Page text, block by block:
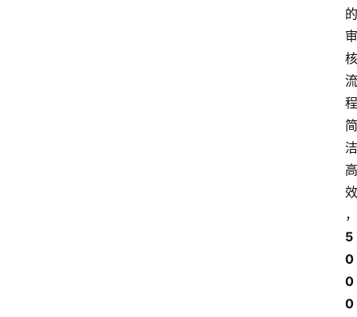
的
审
核
流
程
简
洁
高
效
，
5
0
0
0